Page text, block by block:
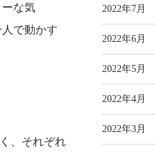
な気
で動かす
、それぞれ
2022年7月
2022年6月
2022年5月
2022年4月
2022年3月